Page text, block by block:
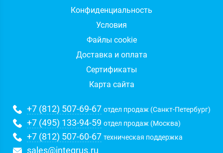
Конфиденциальность
Условия
Файлы cookie
Доставка и оплата
Сертификаты
Карта сайта
+7 (812) 507-69-67 отдел продаж (Санкт-Петербург)
+7 (495) 133-94-59 отдел продаж (Москва)
+7 (812) 507-60-67 техническая поддержка
sales@integrus.ru